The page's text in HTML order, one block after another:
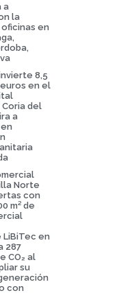
a
la
en
8,5
en el
del
a
Norte
con
m² de
LiBiTec en
287
CO₂ al
su
con